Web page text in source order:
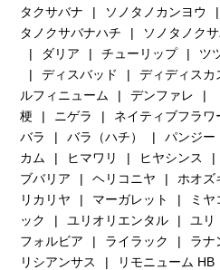
タクサバナ
ソノタノカンヨウ
タノクサバナハチ
ソノタノク
ダリア
チューリップ ツ
ディスバッド
ディディスカ
ルフィニューム
デンファレ
梗
ニゲラ ネイティブフラワ
バラ
バラ（ハチ） パンジー
カム
ヒマワリ ヒヤシンス
ブバリア
ヘリコニヤ ホオズ
リカリヤ
マーガレット ミヤ
ック
ユリオリエンタル ユリ
フォルビア
ライラック ラナ
リシアンサス
リモニューム HB